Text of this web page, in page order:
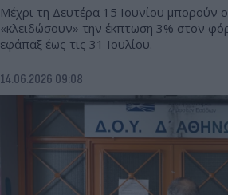
Μέχρι τη Δευτέρα 15 Ιουνίου μπορούν
«κλειδώσουν» την έκπτωση 3% στον
εφάπαξ έως τις 31 Ιουλίου.
14.06.2026 09:08